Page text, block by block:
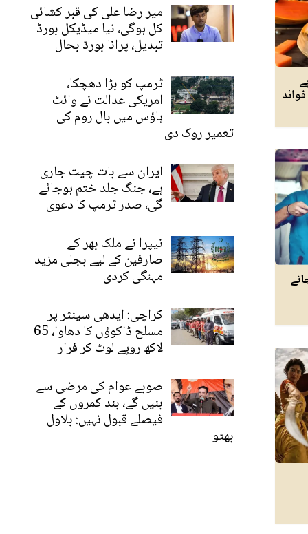
میر رضا علی کی قبر کشائی
کل ہوگی، نیا میڈیکل بورڈ
تبدیل، پرانا بورڈ بحال
ٹرمپ کو بڑا دھچکا،
امریکی عدالت نے وائٹ
ہاؤس میں بال روم کی
تعمیر روک دی
ایران سے بات چیت جاری
ہے، جنگ جلد ختم ہوجائے
گی، صدر ٹرمپ کا دعویٰ
نیپرا نے ملک بھر کے
صارفین کے لیے بجلی مزید
مہنگی کردی
کراچی: ایدھی سینٹر پر
مسلح ڈاکوؤں کا دھاوا، 65
لاکھ روپے لوٹ کر فرار
صوبے عوام کی مرضی سے
بنیں گے، بند کمروں کے
فیصلے قبول نہیں: بلاول
بھٹو